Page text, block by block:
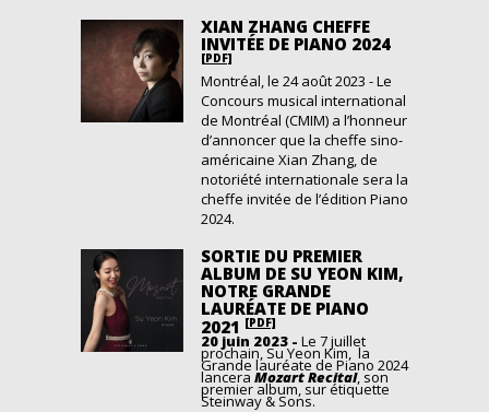
XIAN ZHANG CHEFFE
INVITÉE DE PIANO 2024
[PDF]
Montréal, le 24 août 2023 - Le
Concours musical international
de Montréal (CMIM) a l’honneur
d’annoncer que la cheffe sino-
américaine Xian Zhang, de
notoriété internationale sera la
cheffe invitée de l’édition Piano
2024.
SORTIE DU PREMIER
ALBUM DE SU YEON KIM,
NOTRE GRANDE
LAURÉATE DE PIANO
2021 [PDF]
20 juin 2023 - Le 7 juillet
prochain, Su Yeon Kim, la
Grande lauréate de Piano 2024
lanceraMozart Recital, son
premier album, sur étiquette
Steinway & Sons.